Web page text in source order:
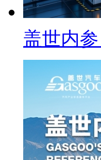
盖世内